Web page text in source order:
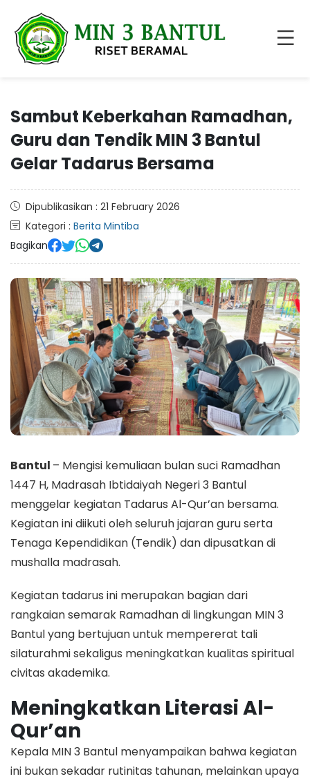
Sambut Keberkahan Ramadhan,
Guru dan Tendik MIN 3 Bantul
Gelar Tadarus Bersama
Dipublikasikan : 21 February 2026
Kategori : Berita Mintiba
Bagikan
Bantul – Mengisi kemuliaan bulan suci Ramadhan
1447 H, Madrasah Ibtidaiyah Negeri 3 Bantul
menggelar kegiatan Tadarus Al-Qur’an bersama.
Kegiatan ini diikuti oleh seluruh jajaran guru serta
Tenaga Kependidikan (Tendik) dan dipusatkan di
mushalla madrasah.
​Kegiatan tadarus ini merupakan bagian dari
rangkaian semarak Ramadhan di lingkungan MIN 3
Bantul yang bertujuan untuk mempererat tali
silaturahmi sekaligus meningkatkan kualitas spiritual
civitas akademika.
Meningkatkan Literasi Al-
Qur’an
​Kepala MIN 3 Bantul menyampaikan bahwa kegiatan
ini bukan sekadar rutinitas tahunan, melainkan upaya